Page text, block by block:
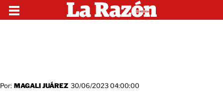
Por: MAGALI JUÁREZ 30/06/2023 04:00:00